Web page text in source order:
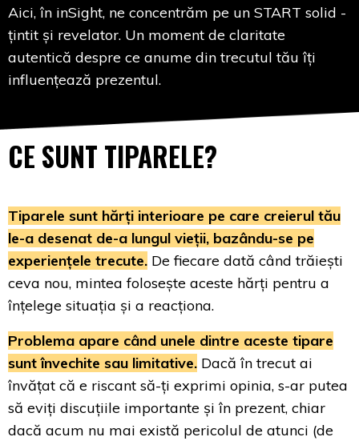
Aici, în inSight, ne concentrăm pe un START solid -
țintit și revelator. Un moment de claritate
autentică despre ce anume din trecutul tău îți
influențează prezentul.
CE SUNT TIPARELE?
Tiparele sunt hărți interioare pe care creierul tău
le-a desenat de-a lungul vieții, bazându-se pe
experiențele trecute. De fiecare dată când trăiești
ceva nou, mintea folosește aceste hărți pentru a
înțelege situația și a reacționa.
Problema apare când unele dintre aceste tipare
sunt învechite sau limitative. Dacă în trecut ai
învățat că e riscant să-ți exprimi opinia, s-ar putea
să eviți discuțiile importante și în prezent, chiar
dacă acum nu mai există pericolul de atunci (de